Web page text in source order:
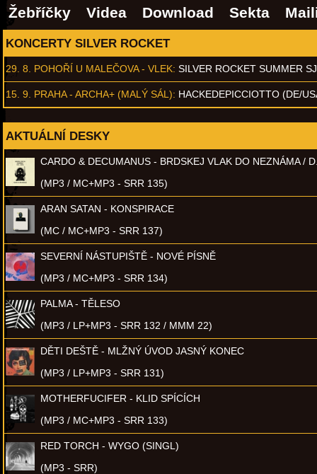
Žebříčky
Videa Download Sekta
KONCERTY SILVER ROCKET
29. 8. POHOŘÍ U MALEČOVA - VLEK: SILVER ROCKET SUMMER
15. 9. PRAHA - ARCHA+ (MALÝ SÁL): HACKEDEPICCIOTTO (DE/
AKTUÁLNÍ DESKY
CARDO & DECUMANUS - BRDSKEJ VLAK DO NEZNÁMA /
(MP3 / MC+MP3 - SRR 135)
ARAN SATAN - KONSPIRACE
(MC / MC+MP3 - SRR 137)
SEVERNÍ NÁSTUPIŠTĚ - NOVÉ PÍSNĚ
(MP3 / MC+MP3 - SRR 134)
PALMA - TĚLESO
(MP3 / LP+MP3 - SRR 132 / MMM 22)
DĚTI DEŠTĚ - MLŽNÝ ÚVOD JASNÝ KONEC
(MP3 / LP+MP3 - SRR 131)
MOTHERFUCIFER - KLID SPÍCÍCH
(MP3 / MC+MP3 - SRR 133)
RED TORCH - WYGO (SINGL)
(MP3 - SRR)